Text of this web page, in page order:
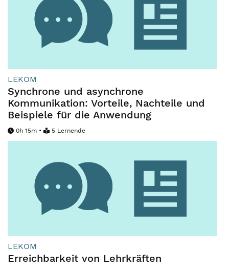
LEKOM
Synchrone und asynchrone
Kommunikation: Vorteile, Nachteile und
Beispiele für die Anwendung
0h 15m • 5 Lernende
LEKOM
Erreichbarkeit von Lehrkräften